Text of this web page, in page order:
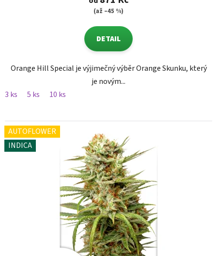
(až –45 %)
DETAIL
Orange Hill Special je výjimečný výběr Orange Skunku, který
je novým...
3 ks
5 ks 10 ks
AUTOFLOWER
INDICA